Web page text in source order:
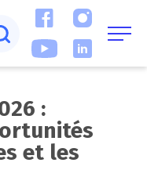
:
et les